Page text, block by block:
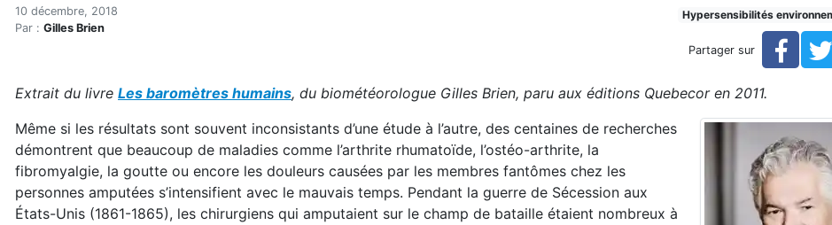
Accueil
Articles
Les baromètres humains
10 décembre, 2018
Par : Gilles Brien
Hypersensibilités
Partager sur
Extrait du livre Les baromètres humains, du biométéorologue Gilles Brien, paru aux éditions Quebecor en 2011.
Même si les résultats sont souvent inconsistants d’une étude à l’autre, des centaines de recherches
démontrent que beaucoup de maladies comme l’arthrite rhumatoïde, l’ostéo-arthrite, la
fibromyalgie, la goutte ou encore les douleurs causées par les membres fantômes chez les
personnes amputées s’intensifient avec le mauvais temps. Pendant la guerre de Sécession aux
États-Unis (1861-1865), les chirurgiens qui amputaient sur le champ de bataille étaient nombreux à